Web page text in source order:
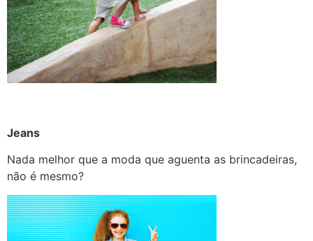
Jeans
Nada melhor que a moda que aguenta as brincadeiras,
não é mesmo?